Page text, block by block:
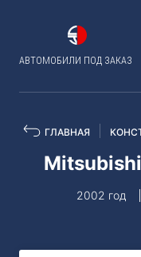
АВТОМОБИЛИ ПОД ЗАКАЗ
ГЛАВНАЯ
Mitsubishi
2002 год